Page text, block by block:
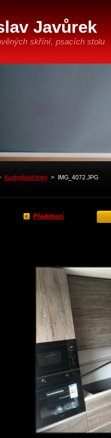
Javůrek
skříní, psacích stolu
Kuchyňské linky > IMG_4072.JPG
Předchozí